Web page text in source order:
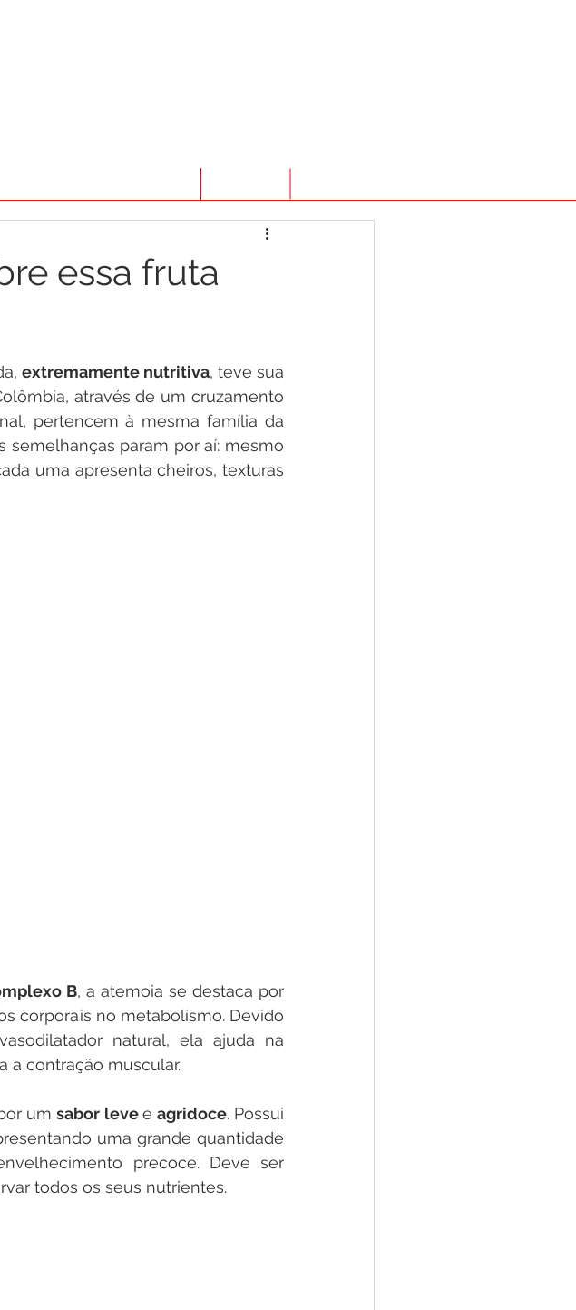
essa fruta
extremamente nutritiva, teve sua
através de um cruzamento
pertencem à mesma família da
semelhanças param por aí: mesmo
uma apresenta cheiros, texturas
B, a atemoia se destaca por
corporais no metabolismo. Devido
natural, ela ajuda na
a contração muscular.
um sabor leve e agridoce. Possui
uma grande quantidade
precoce. Deve ser
todos os seus nutrientes.